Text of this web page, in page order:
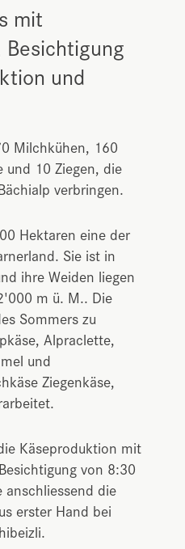
mit
und
Milchkühen, 160
und 10 Ziegen, die
verbringen.
Hektaren eine der
Sie ist in
ihre Weiden liegen
m ü. M.. Die
Sommers zu
Alpraclette,
und
Ziegenkäse,
Käseproduktion mit
von 8:30
die
erster Hand bei